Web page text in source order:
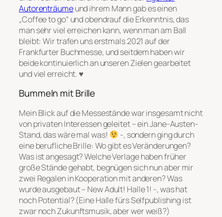
Autorenträumeund ihrem Mann gab es einen
„Coffee to go“ und obendrauf die Erkenntnis, das
man sehr viel erreichen kann, wenn man am Ball
bleibt: Wir trafen uns erstmals 2021 auf der
Frankfurter Buchmesse, und seitdem haben wir
beide kontinuierlich an unseren Zielen gearbeitet
und viel erreicht. ♥
Bummeln mit Brille
Mein Blick auf die Messestände war insgesamt nicht
von privaten Interessen geleitet – ein Jane-Austen-
Stand, das wäre mal was!
-, sondern ging durch
eine berufliche Brille: Wo gibt es Veränderungen?
Was ist angesagt? Welche Verlage haben früher
große Stände gehabt, begnügen sich nun aber mir
zwei Regalen in Kooperation mit anderen? Was
wurde ausgebaut – New Adult! Halle 1! -, was hat
noch Potential? (Eine Halle fürs Selfpublishing ist
zwar noch Zukunftsmusik, aber wer weiß?)